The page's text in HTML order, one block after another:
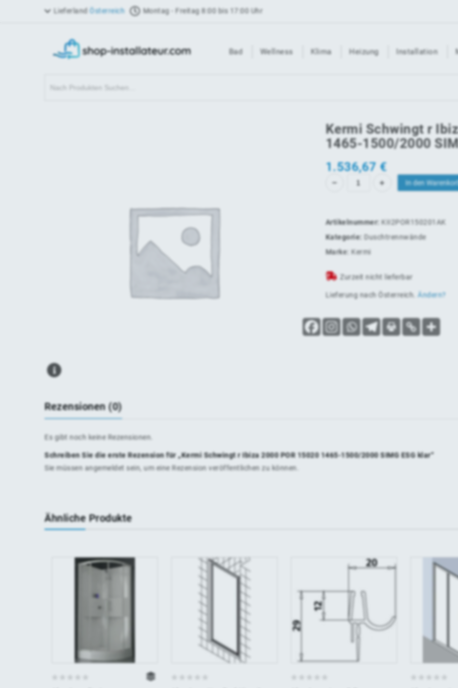
Lieferland Österreich Montag - Freitag 8:00 bis 17:00 Uhr
Bad Wellness Klima Heizung Installation
Kermi Schwingt r
1465-1500/2000
1.536,67€
In den
Artikelnummer: KII2POR150201AK
Kategorie: Duschtrennwände
Marke:Kermi
Zurzeit nicht lieferbar
Lieferung nach Österreich Ändern?
Rezensionen (0)
Es gibt noch keine Rezensionen.
Schreiben Sie die erste Rezension für „Kermi Schwingt r Ibiza 2000 POR 15020 1465-1500/2000 SIMG ESG klar“
Sie müssen angemeldet sein, um eine Rezension veröffentlichen zu können.
Ähnliche Produkte